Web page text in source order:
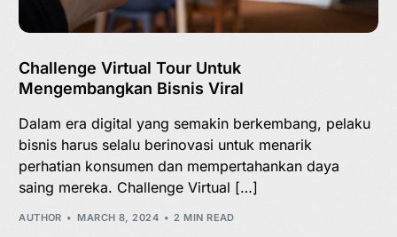
Challenge Virtual Tour Untuk
Mengembangkan Bisnis Viral
Dalam era digital yang semakin berkembang, pelaku
bisnis harus selalu berinovasi untuk menarik
perhatian konsumen dan mempertahankan daya
saing mereka. Challenge Virtual […]
AUTHOR MARCH 8, 2024 2 MIN READ